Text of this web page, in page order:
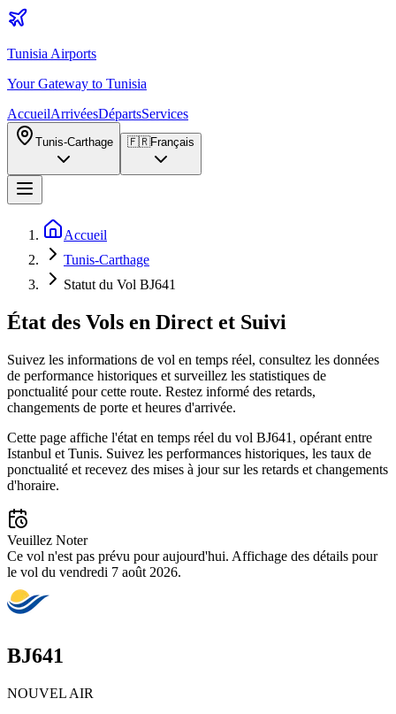
Tunisia Airports
Your Gateway to Tunisia
AccueilArrivéesDépartsServices
Tunis-Carthage 🇫🇷Français
Accueil
Tunis-Carthage
Statut du Vol BJ641
État des Vols en Direct et Suivi
Suivez les informations de vol en temps réel, consultez les données
de performance historiques et surveillez les statistiques de
ponctualité pour cette route. Restez informé des retards,
changements de porte et heures d'arrivée.
Cette page affiche l'état en temps réel du vol BJ641, opérant entre
Istanbul et Tunis. Suivez les performances historiques, les taux de
ponctualité et recevez des mises à jour sur les retards et changements
d'horaire.
Veuillez Noter
Ce vol n'est pas prévu pour aujourd'hui. Affichage des détails pour
le vol du vendredi 7 août 2026.
BJ641
NOUVEL AIR